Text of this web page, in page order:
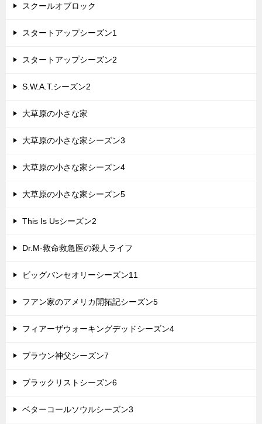
スクールオブロック
スタートアップシーズン1
スタートアップシーズン2
S.W.A.T.シーズン2
大草原の小さな家
大草原の小さな家シーズン3
大草原の小さな家シーズン4
大草原の小さな家シーズン5
This Is Usシーズン2
Dr.M-救命救急医の殺人ライフ
ビッグバンセオリーシーズン11
フアン家のアメリカ開拓記シーズン5
フィアーザウォーキングデッドシーズン4
ブラウン神父シーズン7
ブラックリストシーズン6
ベターコールソウルシーズン3